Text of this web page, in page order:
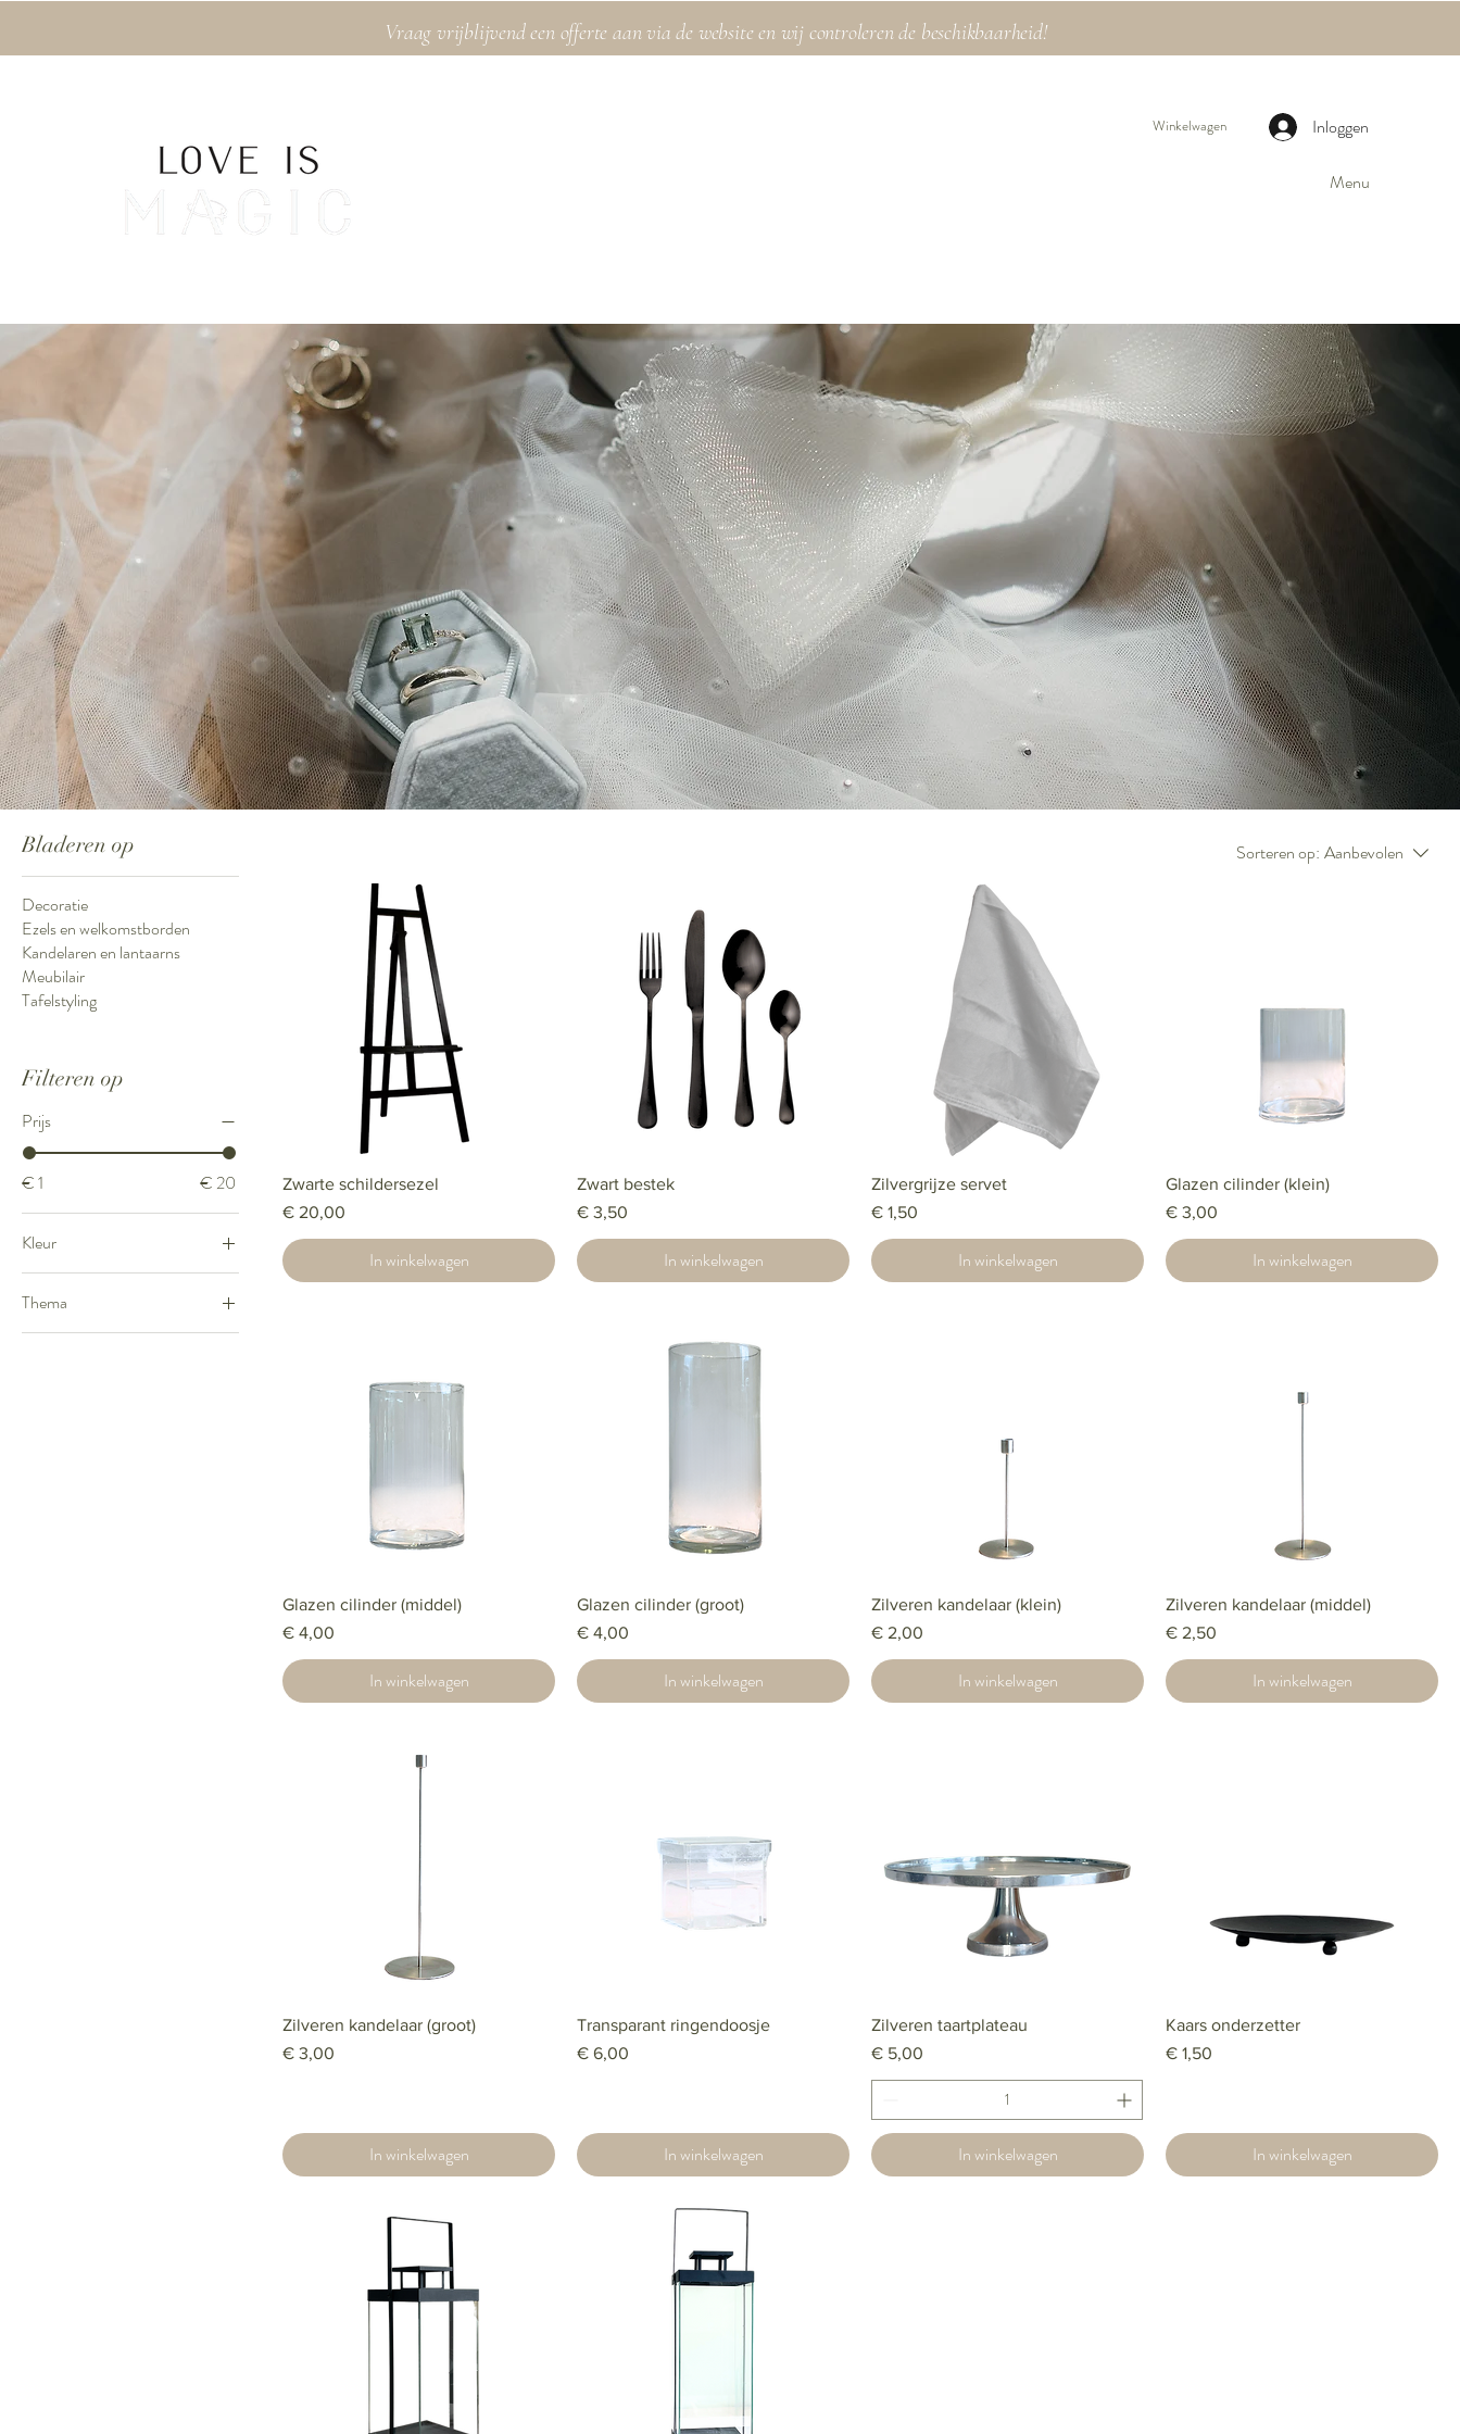
Vraag vrijblijvend een offerte aan via de website en wij controleren de beschikbaarheid!
Inloggen
Winkelwagen
Menu
Bladeren op
Decoratie
Ezels en welkomstborden
Kandelaren en lantaarns
Meubilair
Tafelstyling
Filteren op
Prijs
€ 1 € 20
Kleur
Grijs
Transparant
Thema
Minimalistisch elegant
Sorteren op: Aanbevolen
Zwarte schildersezel
Prijs
€ 20,00
In winkelwagen
Zwart bestek
Prijs
€ 3,50
In winkelwagen
Zilvergrijze servet
Prijs
€ 1,50
In winkelwagen
Glazen cilinder (klein)
Prijs
€ 3,00
In winkelwagen
Glazen cilinder (middel)
Prijs
€ 4,00
In winkelwagen
Glazen cilinder (groot)
Prijs
€ 4,00
In winkelwagen
Zilveren kandelaar (klein)
Prijs
€ 2,00
In winkelwagen
Zilveren kandelaar (middel)
Prijs
€ 2,50
In winkelwagen
Zilveren kandelaar (groot)
Prijs
€ 3,00
In winkelwagen
Transparant ringendoosje
Prijs
€ 6,00
In winkelwagen
Zilveren taartplateau
Prijs
€ 5,00
In winkelwagen
Kaars onderzetter
Prijs
€ 1,50
In winkelwagen